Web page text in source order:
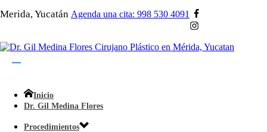
Merida, Yucatán Agenda una cita: 998 530 4091
Inicio
Dr. Gil Medina Flores
Procedimientos